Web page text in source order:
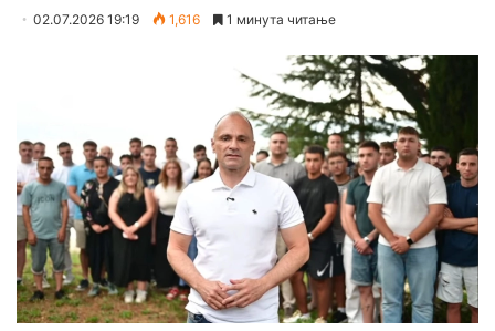
02.07.2026 19:19 1,616 1 минута читање